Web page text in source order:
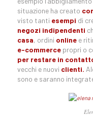
situazione ha creato
visto tanti esempi di
negozi indipendenti
casa, ordini onlinee
e-commercepropri o
per restare in
vecchi e nuovi clienti.
sono e saranno